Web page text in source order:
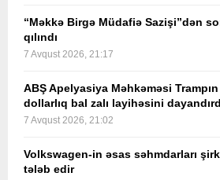
“Məkkə Birgə Müdafiə Sazişi”dən
qılındı
7 Avqust 2026, 21:17
ABŞ Apelyasiya Məhkəməsi
dollarlıq bal zalı layihəsini
7 Avqust 2026, 21:02
Volkswagen-in əsas səhmdarları
tələb edir